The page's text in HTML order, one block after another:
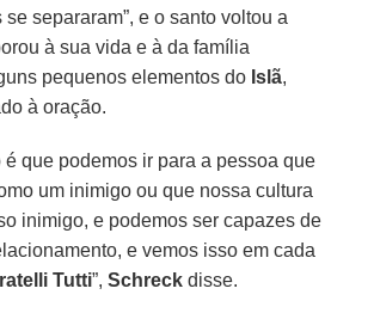
se separaram”, e o santo voltou a
à sua vida e à da família
pequenos elementos do Islã,
à oração.
é que podemos ir para a pessoa que
um inimigo ou que nossa cultura
inimigo, e podemos ser capazes de
e vemos isso em cada
Tutti”,Schreck disse.